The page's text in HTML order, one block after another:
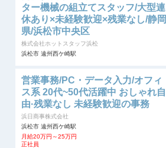
ター機械の組立てスタッフ/大型連
休あり×未経験歓迎×残業なし/静岡
県/浜松市中央区
株式会社ホットスタッフ浜松
浜松市 遠州西ケ崎駅
営業事務/PC・データ入力/オフィ
ス系 20代~50代活躍中 おしゃれ自
由·残業なし 未経験歓迎の事務
浜日商事株式会社
浜松市 遠州西ケ崎駅
月給20万円～25万円
正社員